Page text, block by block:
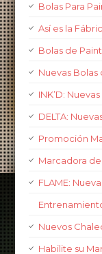
Bolas Para
Así es la
Bolas de
Nuevas
INK’D:
DELTA:
Promoción
Marcadora
FLAME:
Nuevos
Habilite su